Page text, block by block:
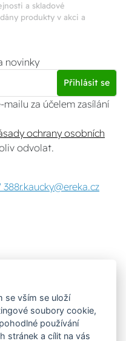
a skladové
produkty v akci a
novinky
Přihlásit se
za účelem zasílání
ochrany osobních
odvolat.
388r.kaucky@ereka.cz
se vším se uloží
soubory cookie,
používání
stránek a cílit na vás